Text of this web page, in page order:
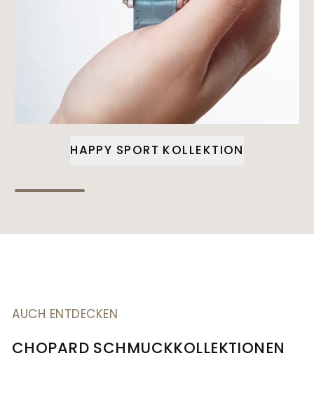
HAPPY SPORT KOLLEKTION
AUCH ENTDECKEN
CHOPARD SCHMUCKKOLLEKTIONEN